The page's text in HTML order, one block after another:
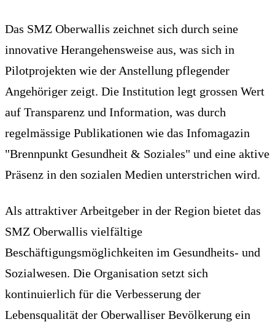
Das SMZ Oberwallis zeichnet sich durch seine
innovative Herangehensweise aus, was sich in
Pilotprojekten wie der Anstellung pflegender
Angehöriger zeigt. Die Institution legt grossen Wert
auf Transparenz und Information, was durch
regelmässige Publikationen wie das Infomagazin
"Brennpunkt Gesundheit & Soziales" und eine aktive
Präsenz in den sozialen Medien unterstrichen wird.
Als attraktiver Arbeitgeber in der Region bietet das
SMZ Oberwallis vielfältige
Beschäftigungsmöglichkeiten im Gesundheits- und
Sozialwesen. Die Organisation setzt sich
kontinuierlich für die Verbesserung der
Lebensqualität der Oberwalliser Bevölkerung ein